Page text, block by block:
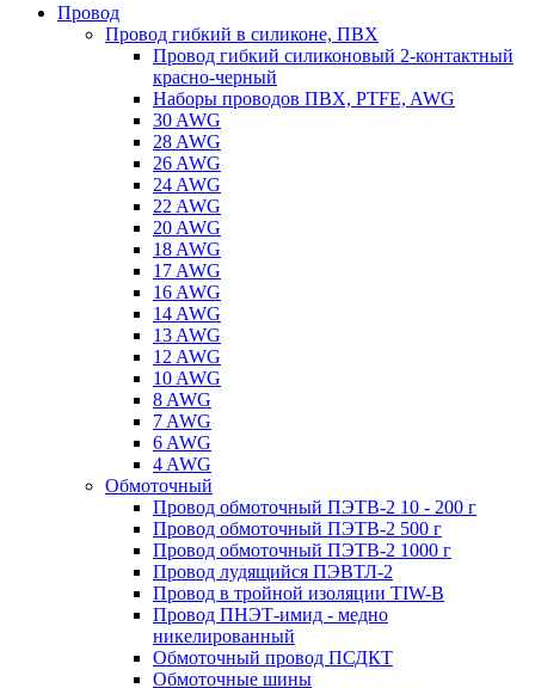
Провод
Провод гибкий в силиконе, ПВХ
Провод гибкий силиконовый 2-контактный
красно-черный
Наборы проводов ПВХ, PTFE, AWG
30 AWG
28 AWG
26 AWG
24 AWG
22 AWG
20 AWG
18 AWG
17 AWG
16 AWG
14 AWG
13 AWG
12 AWG
10 AWG
8 AWG
7 AWG
6 AWG
4 AWG
Обмоточный
Провод обмоточный ПЭТВ-2 10 - 200 г
Провод обмоточный ПЭТВ-2 500 г
Провод обмоточный ПЭТВ-2 1000 г
Провод лудящийся ПЭВТЛ-2
Провод в тройной изоляции TIW-B
Провод ПНЭТ-имид - медно
никелированный
Обмоточный провод ПСДКТ
Обмоточные шины